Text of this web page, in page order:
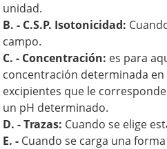
unidad.
B. - C.S.P. Isotonicidad:
campo.
C. - Concentración: es para
concentración determinada
excipientes que le
un pH determinado.
D. - Trazas: Cuando se elige
E. - Cuando se carga una